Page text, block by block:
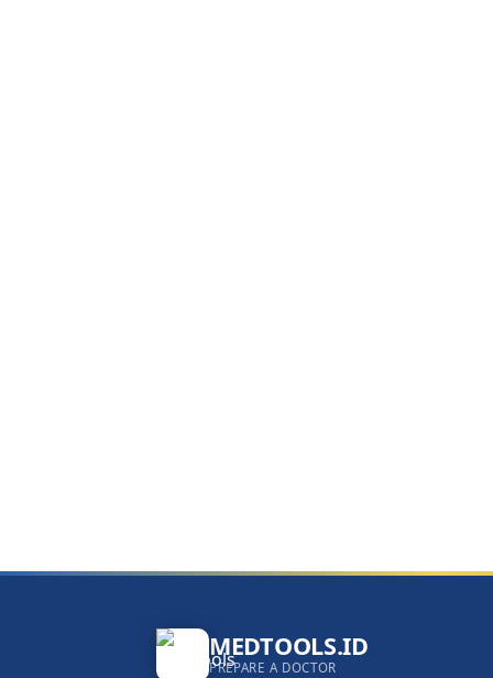
MEDTOOLS.ID
PREPARE A DOCTOR